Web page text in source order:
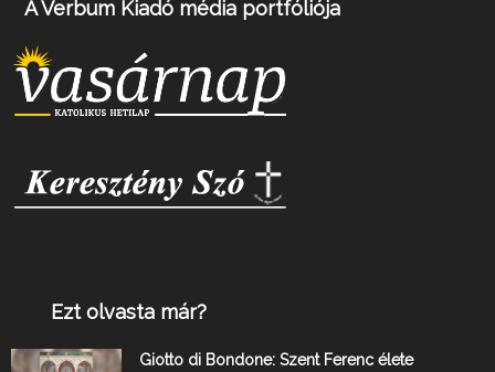
A Verbum Kiadó média portfóliója
Ezt olvasta már?
Giotto di Bondone: Szent Ferenc élete